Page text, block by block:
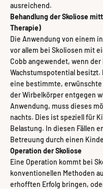
ausreichend.
Behandlung der Skoliose
Therapie)
Die Anwendung von einem
vor allem bei Skoliosen mit
Cobb angewendet, wenn
Wachstumspotential besitzt.
eine bestimmte,
der Wirbelkörper entgegen
Anwendung, muss dieses
nachts. Dies ist speziell für
Belastung. In diesen Fällen
Betreuung durch einen
Operation der Skoliose
Eine Operation kommt bei
konventionellen Methoden
erhofften Erfolg bringen,